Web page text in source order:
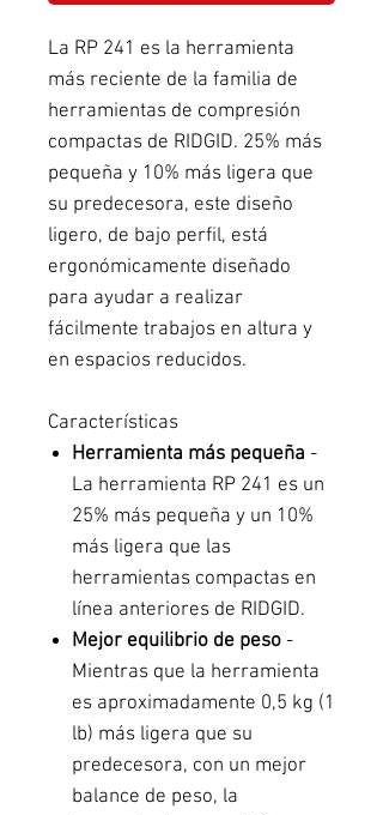
La RP 241 es la herramienta
más reciente de la familia de
herramientas de compresión
compactas de RIDGID. 25% más
pequeña y 10% más ligera que
su predecesora, este diseño
ligero, de bajo perfil, está
ergonómicamente diseñado
para ayudar a realizar
fácilmente trabajos en altura y
en espacios reducidos.
Características
Herramienta más pequeña -
La herramienta RP 241 es un
25% más pequeña y un 10%
más ligera que las
herramientas compactas en
línea anteriores de RIDGID.
Mejor equilibrio de peso -
Mientras que la herramienta
es aproximadamente 0,5 kg (1
lb) más ligera que su
predecesora, con un mejor
balance de peso, la